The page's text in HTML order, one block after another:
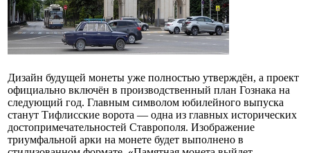
Дизайн будущей монеты уже полностью утверждён, а проект
официально включён в производственный план Гознака на
следующий год. Главным символом юбилейного выпуска
станут Тифлисские ворота — одна из главных исторических
достопримечательностей Ставрополя. Изображение
триумфальной арки на монете будет выполнено в